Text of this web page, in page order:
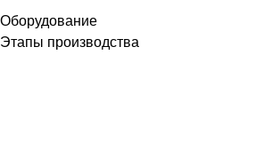
Оборудование
Этапы производства